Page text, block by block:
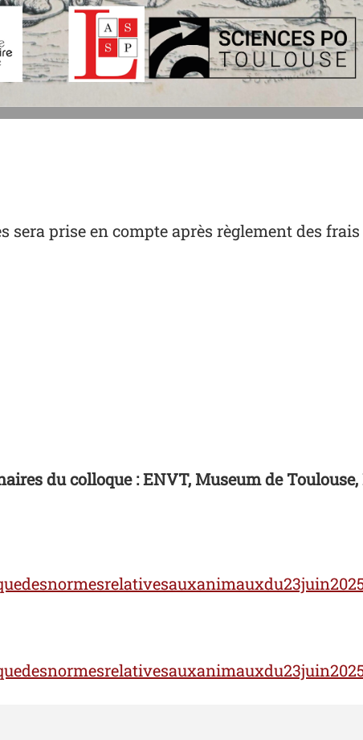
prise en compte après règlement des
du colloque : ENVT, Museum de